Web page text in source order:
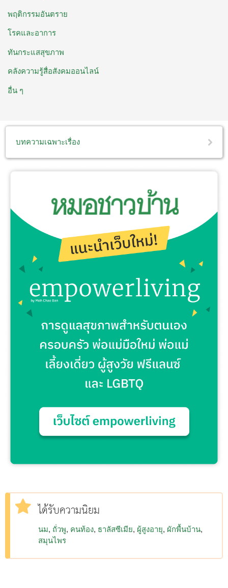
พฤติกรรมอันตราย
โรคและอาการ
ทันกระแสสุขภาพ
คลังความรู้สื่อสังคมออนไลน์
อื่น ๆ
บทความเฉพาะเรื่อง
ได้รับความนิยม
นม ถั่วพู คนท้อง ธาลัสซีเมีย ผู้สูงอายุ ผักพื้นบ้าน
สมุนไพร